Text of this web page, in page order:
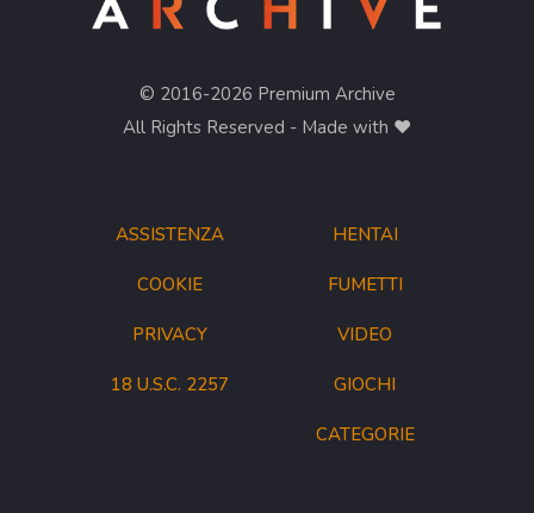
ASSISTENZA
COOKIE
PRIVACY
18 U.S.C. 2257
© 2016-2026 Premium Archive
All Rights Reserved - Made with ❤︎
HENTAI
FUMETTI
VIDEO
GIOCHI
CATEGORIE